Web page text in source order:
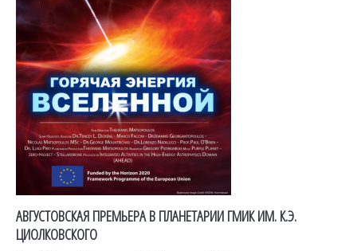
АВГУСТОВСКАЯ ПРЕМЬЕРА В ПЛАНЕТАРИИ ГМИК ИМ. К.Э.
ЦИОЛКОВСКОГО